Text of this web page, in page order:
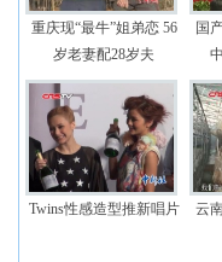
重庆现“最牛”姐弟恋 56
岁老妻配28岁夫
国
Twins性感造型推新唱片
云